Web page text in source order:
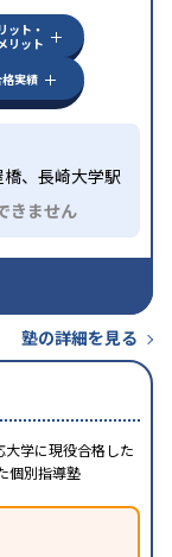
ット・
リット
実績
橋、長崎大学駅
きません
塾の詳細を見る
学に現役合格した
個別指導塾